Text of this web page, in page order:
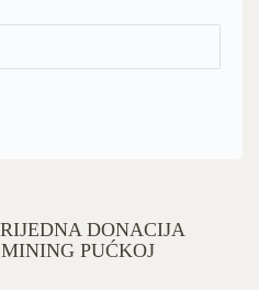
DONACIJA
PUĆKOJ